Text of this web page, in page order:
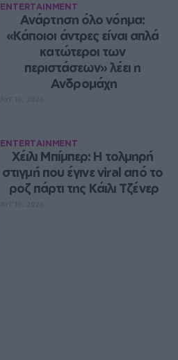
ENTERTAINMENT
Ανάρτηση όλο νόημα:
«Κάποιοι άντρες είναι απλά
κατώτεροι των
περιστάσεων» λέει η
Ανδρομάχη
ENTERTAINMENT
Χέιλι Μπίμπερ: Η τολμηρή
στιγμή που έγινε viral από το
ροζ πάρτι της Κάιλι Τζένερ